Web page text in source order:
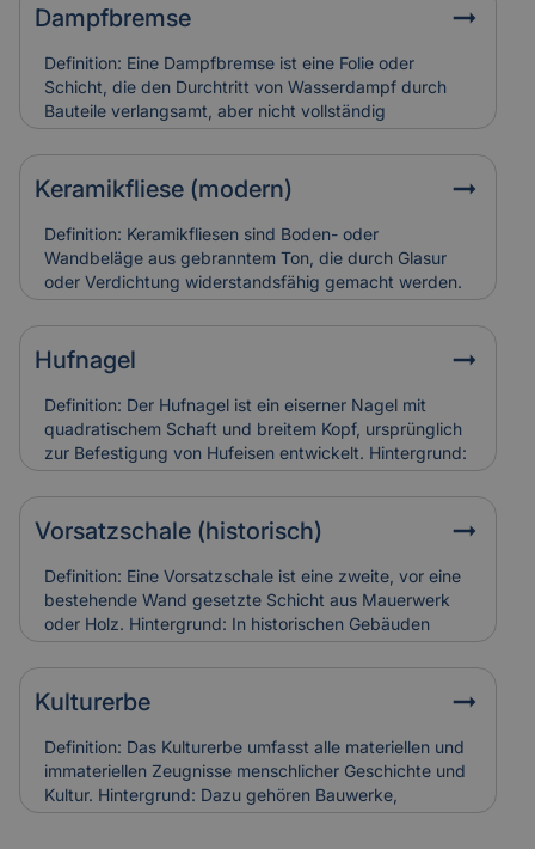
Tiefe des Raumes bei. Relevanz für Versicherung:
Schäden an Triforien sind häufig schwer zugänglich
und teuer in der Restaurierung. Versicherungen
bewerten sie entsprechend ihres künstlerischen und
baulichen Werts.
Dampfbremse
Definition: Eine Dampfbremse ist eine Folie oder
Schicht, die den Durchtritt von Wasserdampf durch
Bauteile verlangsamt, aber nicht vollständig
verhindert.Hintergrund: Sie wird vor allem in Dach-
und Wandkonstruktionen eingesetzt, um
Feuchtigkeitsansammlungen in der Dämmung zu
vermeiden. So bleibt die Bausubstanz trocken und
schimmelresistent.Relevanz für Versicherung: Falsch
verlegte Dampfbremsen können Feuchtigkeitsschäden
verursachen. Versicherungen berücksichtigen sie bei
der Schadensanalyse und Bewertung der
Bauausführung.
Keramikfliese (modern)
Definition: Keramikfliesen sind Boden- oder
Wandbeläge aus gebranntem Ton, die durch Glasur
oder Verdichtung widerstandsfähig gemacht werden.
Hintergrund: Moderne Varianten sind besonders
langlebig, pflegeleicht und in vielen Designs erhältlich.
Sie werden häufig zur Sanierung älterer Gebäude
eingesetzt, um historische Räume zeitgemäß nutzbar
zu machen. Relevanz für Versicherung: Keramikfliesen
gelten als robust, können aber bei
Leitungswasserschäden hohe Reparaturkosten
verursachen, wenn sie vollständig ersetzt werden
müssen.
Hufnagel
Definition: Der Hufnagel ist ein eiserner Nagel mit
quadratischem Schaft und breitem Kopf, ursprünglich
zur Befestigung von Hufeisen entwickelt. Hintergrund:
In historischen Gebäuden fand er auch als
Befestigungselement in Holzbau oder Dachdeckung
Verwendung. Alte Hufnägel sind oft handgeschmiedet
und zeugen von traditioneller Bauweise. Relevanz für
Versicherung: Korrodierte Hufnägel können
Holzschäden verursachen. Bei Restaurierungen
werden sie häufig ersetzt, was in die
Versicherungskalkulation denkmalgerechter
Sanierungen einfließt.
Vorsatzschale (historisch)
Definition: Eine Vorsatzschale ist eine zweite, vor eine
bestehende Wand gesetzte Schicht aus Mauerwerk
oder Holz. Hintergrund: In historischen Gebäuden
diente sie oft dem Witterungsschutz oder der
optischen Aufwertung einer Fassade. Heute wird sie
auch zur Verbesserung der Wärmedämmung genutzt.
historischen Vorsatzschalen können
Feuchtigkeitsschäden verursachen. Ihr Zustand wird
bei der Gebäudebewertung und Schadenanalyse mit
einbezogen.
Kulturerbe
Definition: Das Kulturerbe umfasst alle materiellen und
immateriellen Zeugnisse menschlicher Geschichte und
Kultur. Hintergrund: Dazu gehören Bauwerke,
Kunstwerke, Traditionen und Handwerksformen, die